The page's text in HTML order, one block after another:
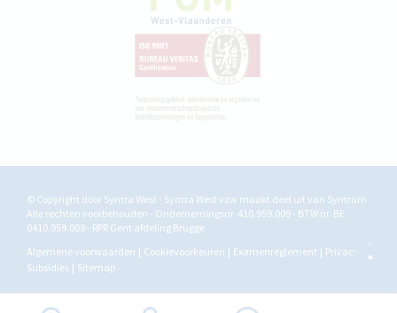
© Copyright door Syntra West - Syntra West vzw maakt deel uit van Syntrum
Alle rechten voorbehouden - Ondernemingsnr. 410.959.009 - BTW nr. BE
0410.959.009 - RPR Gent afdeling Brugge
Algemene voorwaarden
Cookievoorkeuren Examenreglement
Privacy
Subsidies
Sitemap